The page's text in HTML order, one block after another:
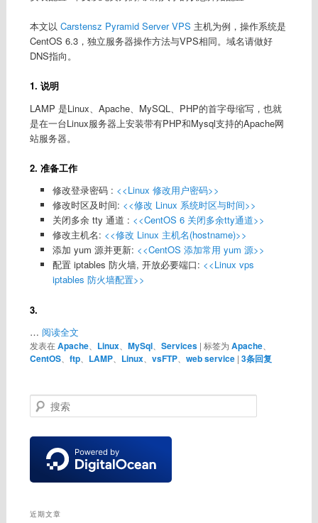
本文以 Carstensz Pyramid Server VPS 主机为例，操作系统是
CentOS 6.3，独立服务器操作方法与VPS相同。域名请做好
DNS指向。
1. 说明
LAMP 是Linux、Apache、MySQL、PHP的首字母缩写，也就
是在一台Linux服务器上安装带有PHP和Mysql支持的Apache网
站服务器。
2. 准备工作
修改登录密码 : <<Linux 修改用户密码>>
修改时区及时间: <<修改 Linux 系统时区与时间>>
关闭多余 tty 通道 : <<CentOS 6 关闭多余tty通道>>
修改主机名: <<修改 Linux 主机名(hostname)>>
添加 yum 源并更新: <<CentOS 添加常用 yum 源>>
配置 iptables 防火墙, 开放必要端口: <<Linux vps
iptables 防火墙配置>>
3.
… 阅读全文
发表在Apache、 Linux、 MySql、 Services | 标签为 Apache、
CentOS、 ftp、 LAMP、 Linux、 vsFTP、 web service | 3条回复
搜
索
近期文章